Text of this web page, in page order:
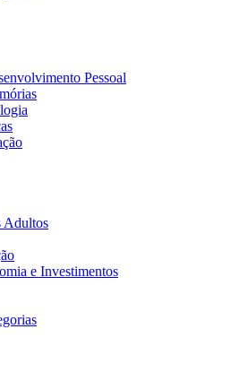
Pessoal
Adultos
e Investimentos